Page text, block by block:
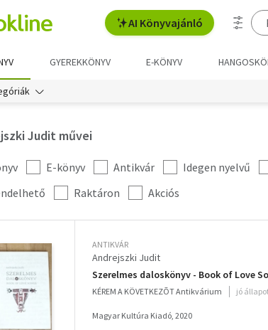
AI Könyvajánló
GYEREKKÖNYV E-KÖNYV
Judit művei
E-könyv Antikvár Idegen nyelvű
Raktáron Akciós
ANTIKVÁR
Andrejszki Judit
Szerelmes daloskönyv - Book of Love
KÉREM A KÖVETKEZÕT Antikvárium jó
Magyar Kultúra Kiadó, 2020